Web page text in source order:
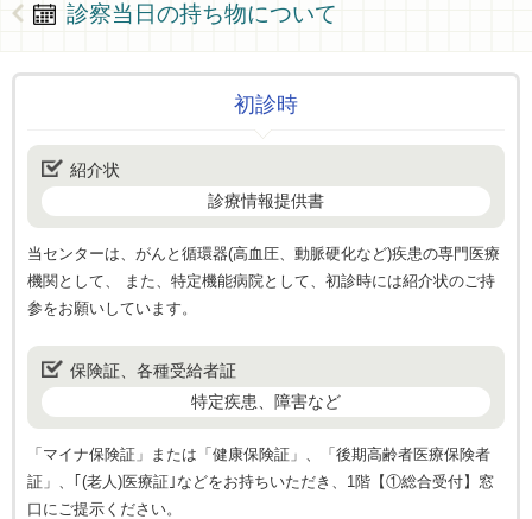
診察当日の持ち物について
初診時
紹介状
診療情報提供書
当センターは、がんと循環器(高血圧、動脈硬化など)疾患の専門医療
機関として、 また、特定機能病院として、初診時には紹介状のご持
参をお願いしています。
保険証、各種受給者証
特定疾患、障害など
「マイナ保険証」または「健康保険証」、「後期高齢者医療保険者
証」、｢(老人)医療証｣などをお持ちいただき、1階【①総合受付】窓
口にご提示ください。